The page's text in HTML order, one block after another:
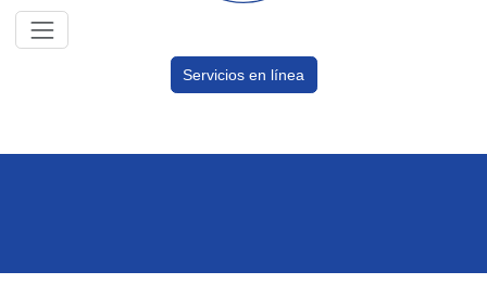
Servicios en línea